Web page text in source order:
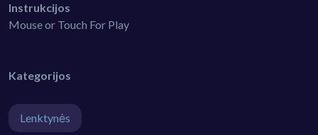
Instrukcijos
Mouse or Touch For Play
Kategorijos
Lenktynės